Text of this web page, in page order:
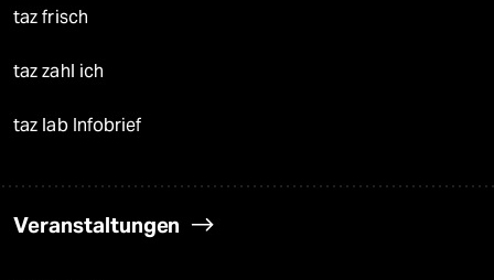
taz frisch
taz zahl ich
taz lab Infobrief
Veranstaltungen